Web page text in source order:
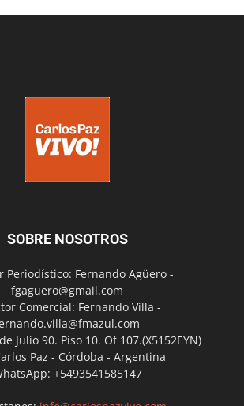
SOBRE NOSOTROS
Periodístico: Fernando Agüero -
fgaguero@gmail.com
Comercial: Fernando Villa -
Julio 90. Piso 10. Of 107.(X5152EYN)
Paz - Córdoba - Argentina
+5493541585147